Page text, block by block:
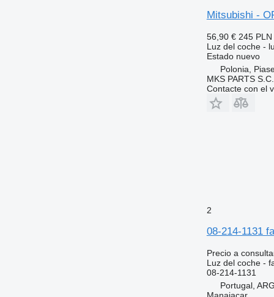
Mitsubishi -
56,90 € 245 PLN
Luz del coche -
Estadonuevo
Polonia,
MKS PARTS S.C.
Contacte con el
2
08-214-1131
Precio a
Luz del coche -
08-214-1131
Portugal,